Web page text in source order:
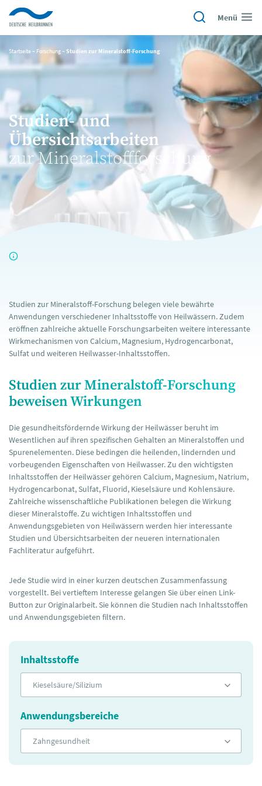
Menü
Startseite~ Forschung~ Studien zur Mineralstoff-Forschung
Studien- und
Übersichtsarbeiten
zur Mineralstoffforschung
Studien zur Mineralstoff-Forschung belegen viele bewährte
Anwendungen verschiedener Inhaltsstoffe von Heilwässern. Zudem
eröffnen zahlreiche aktuelle Forschungsarbeiten weitere interessante
Wirkmechanismen von Calcium, Magnesium, Hydrogencarbonat,
Sulfat und weiteren Heilwasser-Inhaltsstoffen.
Studien zur Mineralstoff-Forschung
beweisen Wirkungen
Die gesundheitsfördernde Wirkung der Heilwässer beruht im
Wesentlichen auf ihren spezifischen Gehalten an Mineralstoffen und
Spurenelementen. Diese bedingen die heilenden, lindernden und
vorbeugenden Eigenschaften von Heilwasser. Zu den wichtigsten
Inhaltsstoffen der Heilwässer gehören Calcium, Magnesium, Natrium,
Hydrogencarbonat, Sulfat, Fluorid, Kieselsäure und Kohlensäure.
Zahlreiche wissenschaftliche Publikationen belegen die Wirkung
dieser Mineralstoffe. Zu wichtigen Inhaltsstoffen und
Anwendungsgebieten von Heilwässern werden hier interessante
Studien und Übersichtsarbeiten der neueren internationalen
Fachliteratur aufgeführt.
Jede Studie wird in einer kurzen deutschen Zusammenfassung
vorgestellt. Bei vertieftem Interesse gelangen Sie über einen Link-
Button zur Originalarbeit. Sie können die Studien nach Inhaltsstoffen
und Anwendungsgebieten filtern.
Inhaltsstoffe
Kieselsäure/Silizium
Anwendungsbereiche
Zahngesundheit